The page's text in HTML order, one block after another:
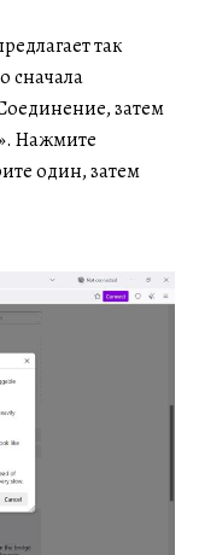
так
сначала
затем
Нажмите
один, затем